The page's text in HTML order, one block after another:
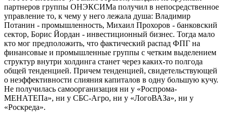
партнеров группы ОНЭКСИМа получил в непосредственное
управление то, к чему у него лежала душа: Владимир
Потанин - промышленность, Михаил Прохоров - банковский
сектор, Борис Йордан - инвестиционный бизнес. Тогда мало
кто мог предположить, что фактический распад ФПГ на
финансовые и промышленные группы с четким выделением
структур внутри холдинга станет через каких-то полгода
общей тенденцией. Причем тенденцией, свидетельствующей
о неэффективности слияния капиталов в одну большую кучу.
Не получилась самоорганизация ни у «Роспрома-
МЕНАТЕПа», ни у СБС-Агро, ни у «ЛогоВАЗа», ни у
«Роскреда».